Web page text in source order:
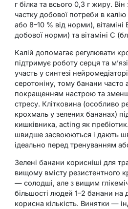
г білка та всього 0,3 г жиру.
частку добової потреби в
або 8–10 % від норми),
добової норми) та вітаміні C
Калій допомагає регулювати
підтримує роботу серця та
участь у синтезі
серотоніну, тому банани часто
покращенням настрою та
стресу. Клітковина (особливо
крохмаль у зелених бананах)
кишківника, acting як
швидше засвоюються і дають
ідеально перед тренуванням
Зелені банани корисніші для
вищому вмісту резистентного
— солодші, але з вищим
більшості людей 1–2 банани на
корисна кількість. Винятки —